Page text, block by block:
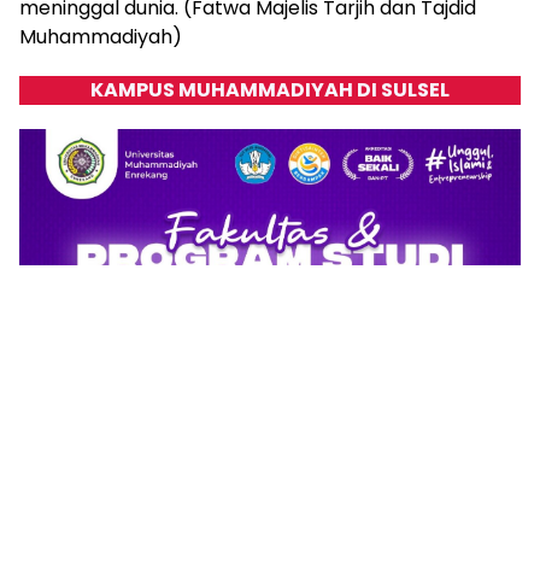
meninggal dunia. (Fatwa Majelis Tarjih dan Tajdid
Muhammadiyah)
KAMPUS MUHAMMADIYAH DI SULSEL